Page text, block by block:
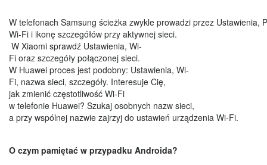
W telefonach Samsung ścieżka zwykle prowadzi przez Ustawienia,
Wi-Fi i ikonę szczegółów przy aktywnej sieci.
W Xiaomi sprawdź Ustawienia, Wi-
Fi oraz szczegóły połączonej sieci.
W Huawei proces jest podobny: Ustawienia, Wi-
Fi, nazwa sieci, szczegóły. Interesuje Cię,
jak zmienić częstotliwość Wi-Fi
w telefonie Huawei? Szukaj osobnych nazw sieci,
a przy wspólnej nazwie zajrzyj do ustawień urządzenia Wi-Fi.
O czym pamiętać w przypadku Androida?